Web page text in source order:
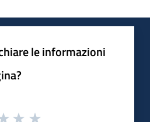
le informazioni